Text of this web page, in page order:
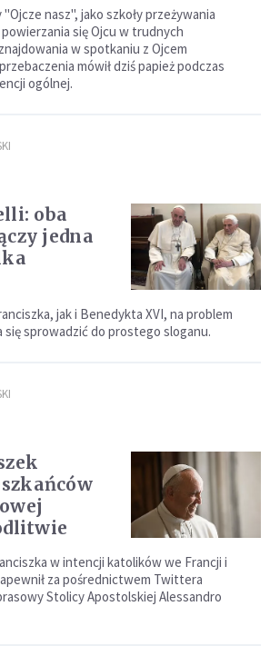
nasz", jako szkoły przeżywania
się Ojcu w trudnych
w spotkaniu z Ojcem
mówił dziś papież podczas
ogólnej.
oba
jedna
jak i Benedykta XVI, na problem
się sprowadzić do prostego sloganu.
w intencji katolików we Francji i
za pośrednictwem Twittera
Stolicy Apostolskiej Alessandro